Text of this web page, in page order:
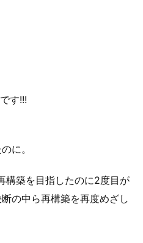
です!!!
に。
構築を目指したのに2度目が
の中ら再構築を再度めざし